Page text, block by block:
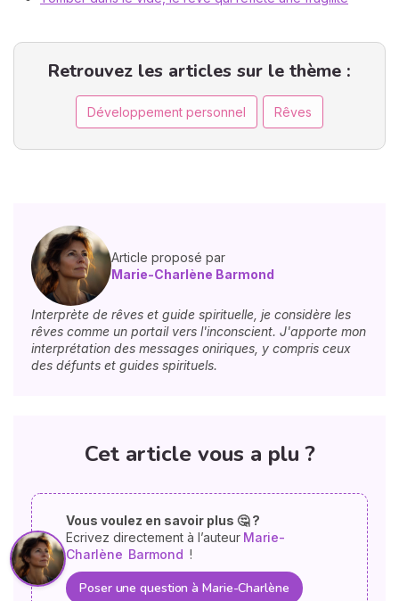
Retrouvez les articles sur le thème :
Développement personnel Rêves
Article proposé par
Marie-Charlène Barmond
Interprète de rêves et guide spirituelle, je considère les
rêves comme un portail vers l'inconscient. J'apporte mon
interprétation des messages oniriques, y compris ceux
des défunts et guides spirituels.
Cet article vous a plu ?
Vous voulez en savoir plus 🤔 ?
Ecrivez directement à l’auteur Marie-
Charlène Barmond !
Poser une question à Marie-Charlène